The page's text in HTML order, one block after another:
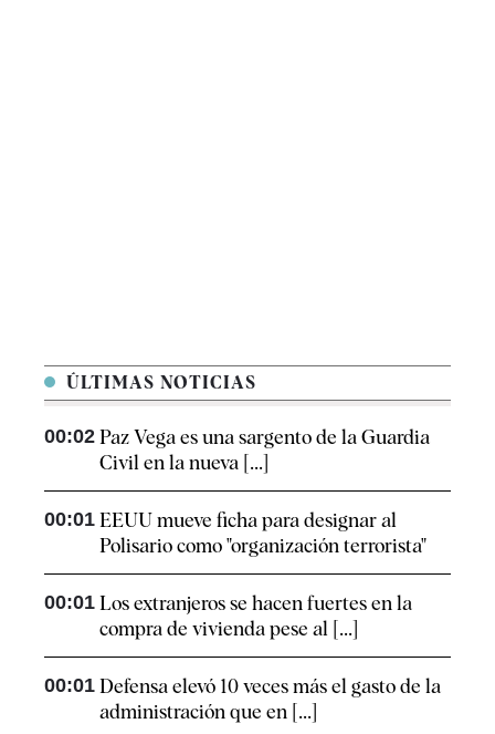
ÚLTIMAS NOTICIAS
00:02 Paz Vega es una sargento de la Guardia
Civil en la nueva [...]
00:01 EEUU mueve ficha para designar al
Polisario como "organización terrorista"
00:01 Los extranjeros se hacen fuertes en la
compra de vivienda pese al [...]
00:01 Defensa elevó 10 veces más el gasto de la
administración que en [...]